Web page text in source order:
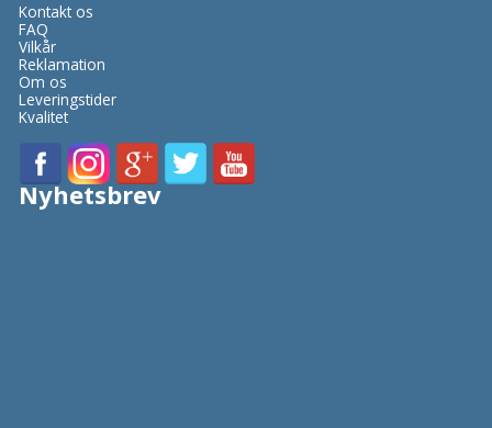
Kontakt os
FAQ
Vilkår
Reklamation
Om os
Leveringstider
Kvalitet
Nyhetsbrev